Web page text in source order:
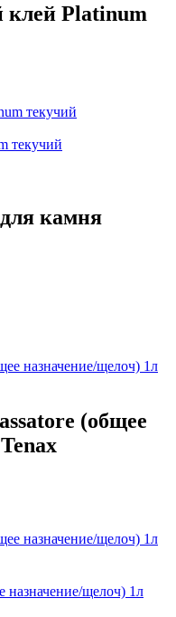
клей Platinum
текучий
камня
(общее
назначение/щелоч) 1л